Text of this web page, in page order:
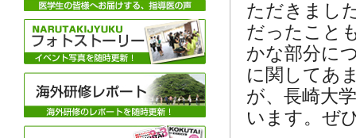
ただきまし
だったこと
かな部分に
に関してあ
が、長崎大
います。ぜ